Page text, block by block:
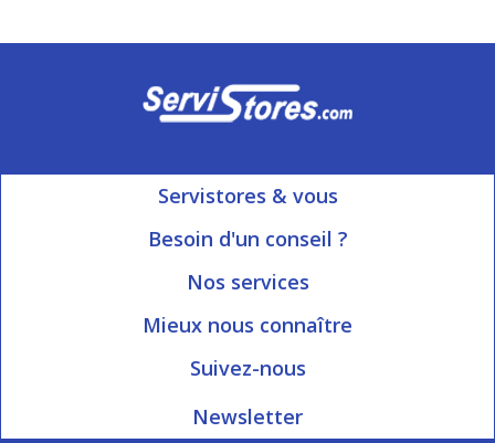
Servistores & vous
Mon compte
Besoin d'un conseil ?
Ouvert du Lundi au Vendredi
Nos services
Informations livraison
Blog Servistores
Plan du site
Index articles
Mieux nous connaître
Qui sommes-nous?
Engagé avec vous
Suivez-nous
Newsletter